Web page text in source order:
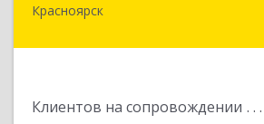
Красноярск
Клиентов на сопровождении
660017, Красноярский